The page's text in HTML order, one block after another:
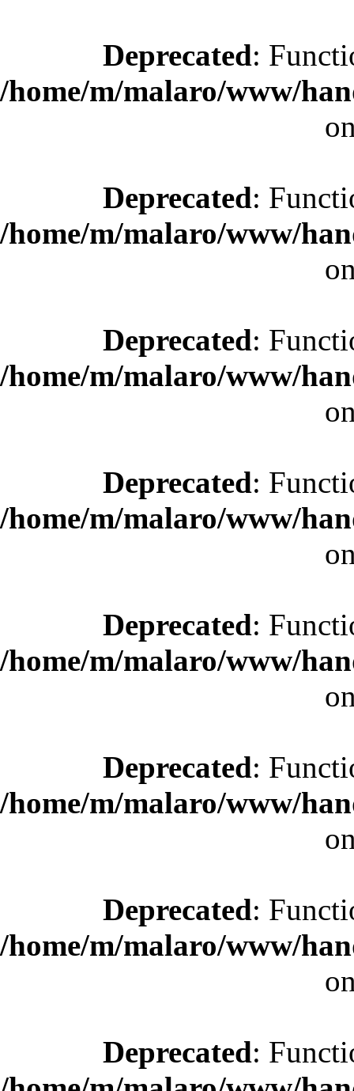
Deprecated:
/home/m/malaro/www/
Deprecated:
/home/m/malaro/www/
Deprecated:
/home/m/malaro/www/
Deprecated:
/home/m/malaro/www/
Deprecated:
/home/m/malaro/www/
Deprecated:
/home/m/malaro/www/
Deprecated:
/home/m/malaro/www/
Deprecated: